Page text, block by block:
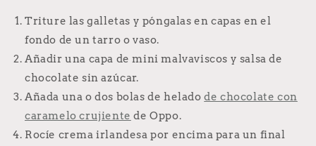
Triture las galletas y póngalas en capas en el
fondo de un tarro o vaso.
Añadir una capa de mini malvaviscos y salsa de
chocolate sin azúcar.
Añada una o dos bolas de heladode chocolate con
caramelo crujiente de Oppo.
Rocíe crema irlandesa por encima para un final